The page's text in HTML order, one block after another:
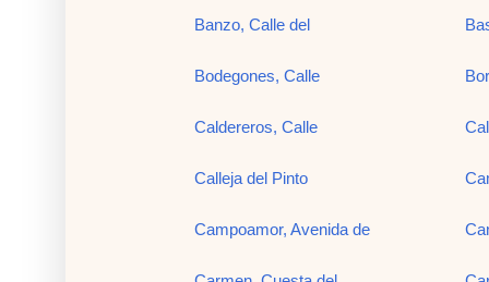
Banzo, Calle del
Bodegones, Calle
Caldereros, Calle
Calleja del Pinto
Campoamor, Avenida de